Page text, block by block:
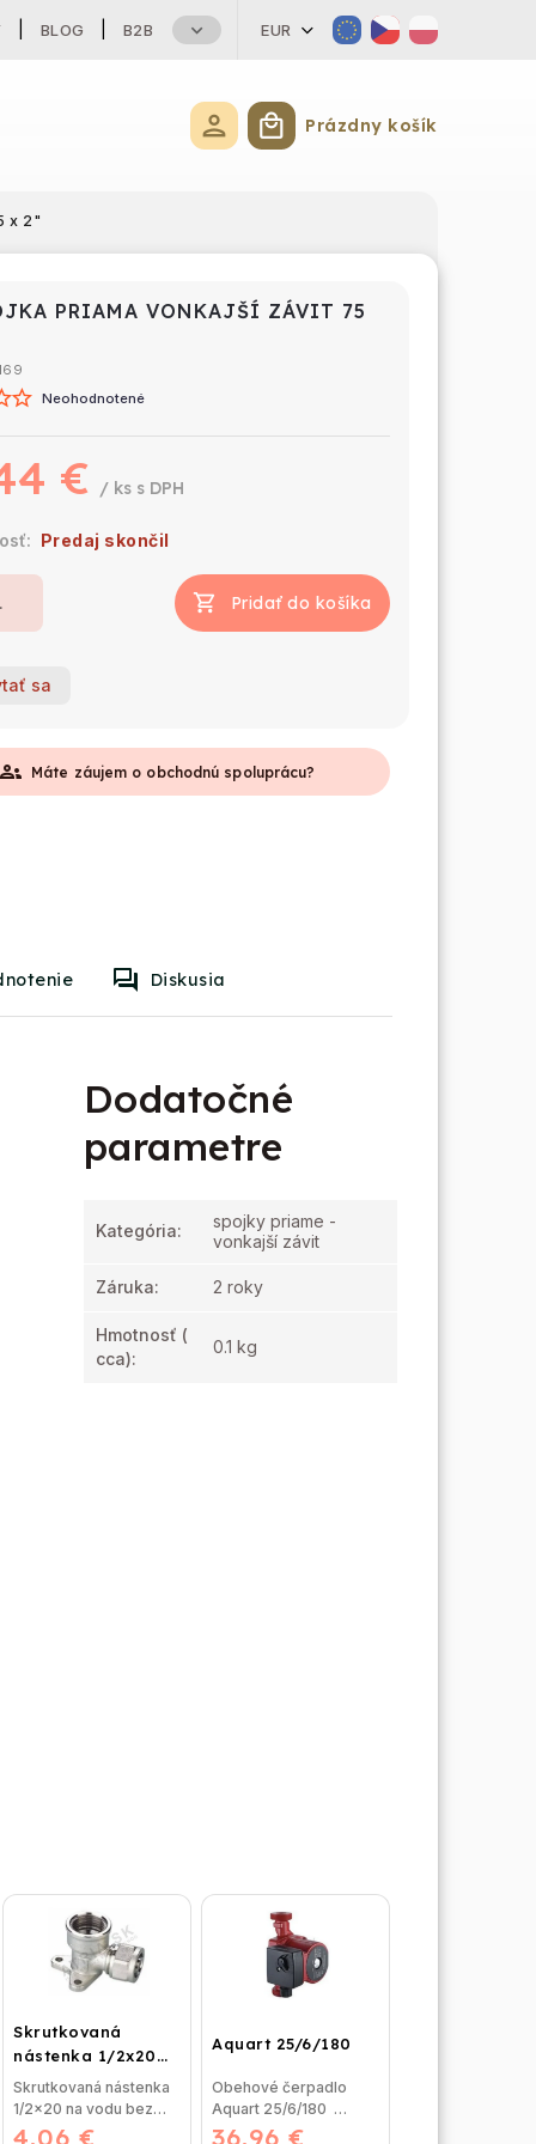
BLOG B2B EUR
Nákupný košík
Prázdny košík
x 2"
PRIAMA VONKAJŠÍ ZÁVIT 75
Neohodnotené
€ / ks
Predaj skončil
Pridať do košíka
sa
Máte záujem o obchodnú spoluprácu?
Diskusia
Dodatočné
parametre
Kategória:
spojky priame -
vonkajší závit
Záruka: 2 roky
Hmotnosť (
cca):
0.1 kg
Skrutkovaná
nástenka 1/2x20
na vodu
4,06 €
Skrutkovaná nástenka
1/2x20 na vodu bez
nutnosti lisovania,
Aquart 25/6/180
36,96 €
Obehové čerpadlo
Aquart 25/6/180
Obehové čerpadlo